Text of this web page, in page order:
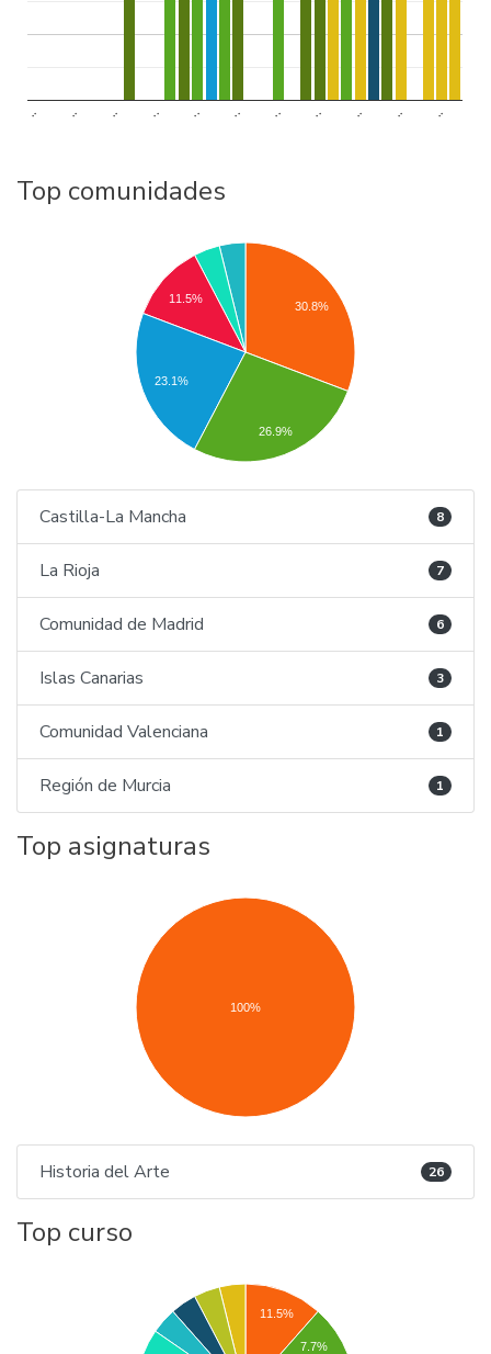
.. .. .. .. .. .. .. .. .. .. ..
Top comunidades
30.8%
11.5%
23.1%
26.9%
Castilla-La Mancha 8
La Rioja 7
Comunidad de Madrid 6
Islas Canarias 3
Comunidad Valenciana 1
Región de Murcia 1
Top asignaturas
100%
Historia del Arte 26
Top curso
11.5%
7.7%